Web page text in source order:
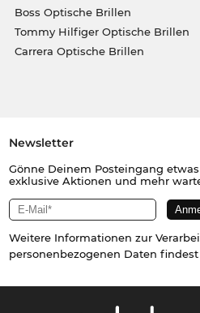
Boss Optische Brillen
Tommy Hilfiger Optische Brillen
Carrera Optische Brillen
Newsletter
Gönne Deinem Posteingang etwas
exklusive Aktionen und mehr
Weitere Informationen zur
personenbezogenen Daten